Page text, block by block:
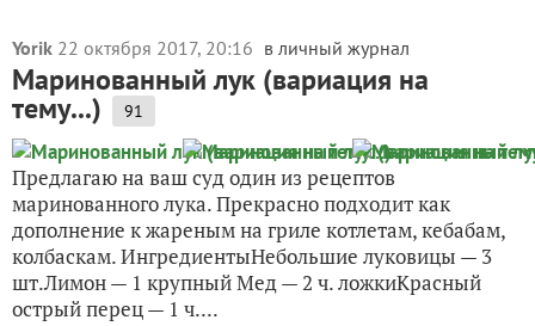
Yorik 22 октября 2017, 20:16 в личный журнал
Маринованный лук (вариация на
тему...) 91
Предлагаю на ваш суд один из рецептов
маринованного лука. Прекрасно подходит как
дополнение к жареным на гриле котлетам, кебабам,
колбаскам. ИнгредиентыНебольшие луковицы — 3
шт.Лимон — 1 крупный Мед — 2 ч. ложкиКрасный
острый перец — 1 ч....